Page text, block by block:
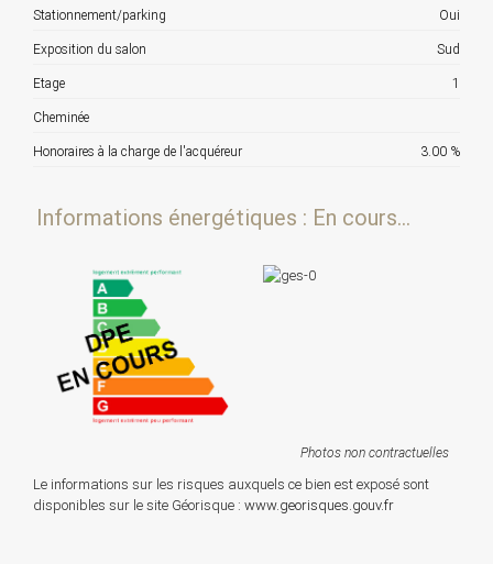
Stationnement/parking Oui
Exposition du salon Sud
Etage 1
Cheminée
Honoraires à la charge de l'acquéreur 3.00 %
Informations énergétiques : En cours...
Photos non contractuelles
Le informations sur les risques auxquels ce bien est exposé sont
disponibles sur le site Géorisque : www.georisques.gouv.fr